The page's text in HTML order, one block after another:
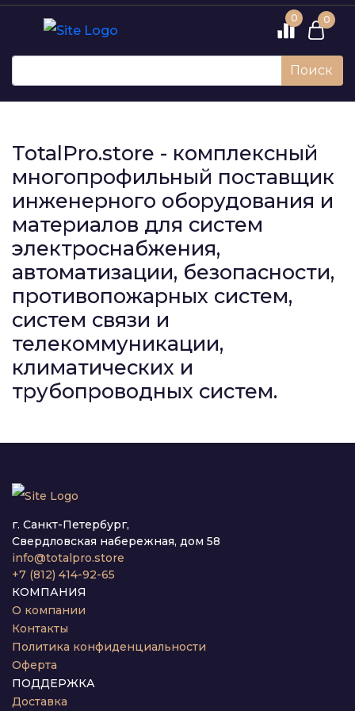
0 0
Поиск
TotalPro.store - комплексный
многопрофильный поставщик
инженерного оборудования и
материалов для систем
электроснабжения,
автоматизации, безопасности,
противопожарных систем,
систем связи и
телекоммуникации,
климатических и
трубопроводных систем.
г. Санкт-Петербург,
Свердловская набережная, дом 58
info@totalpro.store
+7 (812) 414-92-65
КОМПАНИЯ
О компании
Контакты
Политика конфиденциальности
Оферта
ПОДДЕРЖКА
Доставка